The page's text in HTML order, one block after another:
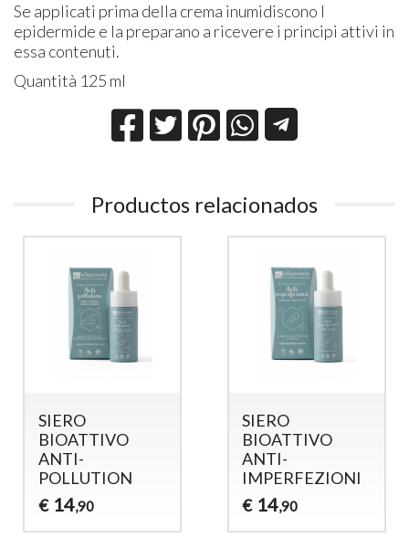
Se applicati prima della crema inumidiscono l
epidermide e la preparano a ricevere i principi attivi in
essa contenuti.
Quantità 125 ml
Productos relacionados
SIERO
BIOATTIVO
ANTI-
POLLUTION
€ 14,90
SIERO
BIOATTIVO
ANTI-
IMPERFEZIONI
€ 14,90